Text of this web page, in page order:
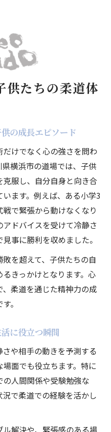
供たちの柔道体
の成長エピソード
けでなく心の強さを問わ
横浜市の道場では、子供
服し、自分自身と向き合
ます。例えば、ある小学3
で緊張から動けなくなり
ドバイスを受けて冷静さ
事に勝利を収めました。
を超えて、子供たちの自
きっかけとなります。心
柔道を通じた精神力の成
。
に役立つ瞬間
や相手の動きを予測する
面でも役立ちます。特に
人間関係や受験勉強な
で柔道での経験を活かし